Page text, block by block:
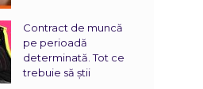
Contract de muncă
pe perioadă
determinată. Tot ce
trebuie să știi